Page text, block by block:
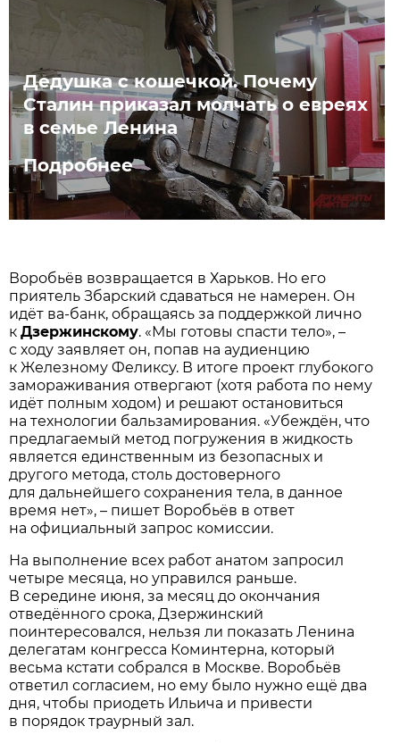
Дедушка с кошечкой. Почему
Сталин приказал молчать о евреях
в семье Ленина
Подробнее
Воробьёв возвращается в Харьков. Но его
приятель Збарский сдаваться не намерен. Он
идёт ва-банк, обращаясь за поддержкой лично
кДзержинскому. «Мы готовы спасти тело», –
с ходу заявляет он, попав на аудиенцию
к Железному Феликсу. В итоге проект глубокого
замораживания отвергают (хотя работа по нему
идёт полным ходом) и решают остановиться
на технологии бальзамирования. «Убеждён, что
предлагаемый метод погружения в жидкость
является единственным из безопасных и
другого метода, столь достоверного
для дальнейшего сохранения тела, в данное
время нет», – пишет Воробьёв в ответ
на официальный запрос комиссии.
На выполнение всех работ анатом запросил
четыре месяца, но управился раньше.
В середине июня, за месяц до окончания
отведённого срока, Дзержинский
поинтересовался, нельзя ли показать Ленина
делегатам конгресса Коминтерна, который
весьма кстати собрался в Москве. Воробьёв
ответил согласием, но ему было нужно ещё два
дня, чтобы приодеть Ильича и привести
в порядок траурный зал.